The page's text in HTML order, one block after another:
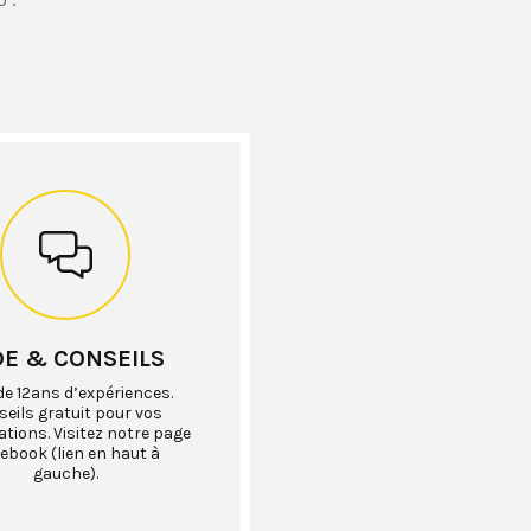
& CONSEILS
12ans d’expériences.
gratuit pour vos
Visitez notre page
(lien en haut à
gauche).